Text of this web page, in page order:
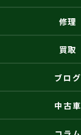
修理
買取
ブログ
中古車